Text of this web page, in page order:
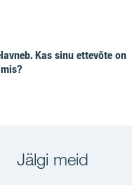
Kas sinu ettevõte on
Jälgi meid